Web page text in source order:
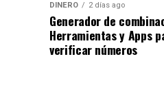
DINERO 2 días ago
Generador de
Herramientas y Apps
verificar números